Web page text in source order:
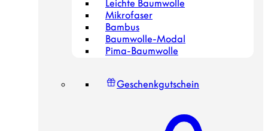
Leichte Baumwolle
Mikrofaser
Bambus
Baumwolle-Modal
Pima-Baumwolle
Geschenkgutschein